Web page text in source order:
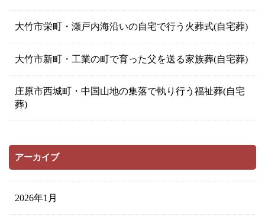
大竹市栄町・瀬戸内海沿いの自宅で行う火葬式(自宅葬)
大竹市新町・工業の町で育った父を送る家族葬(自宅葬)
庄原市西城町・中国山地の集落で執り行う福祉葬(自宅
葬)
アーカイブ
2026年1月